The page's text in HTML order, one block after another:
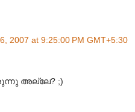
2007 at 9:25:00 PM GMT+5:30
അല്ലേ? ;)